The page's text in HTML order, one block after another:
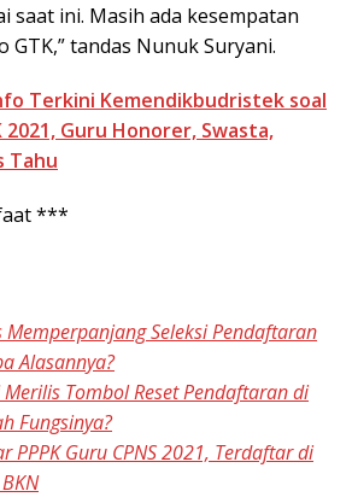
saat ini. Masih ada kesempatan
tandas Nunuk Suryani.
Terkini Kemendikbudristek soal
Guru Honorer, Swasta,
Tahu
***
Seleksi Pendaftaran
Alasannya?
Tombol Reset Pendaftaran di
Fungsinya?
PPPK Guru CPNS 2021, Terdaftar di